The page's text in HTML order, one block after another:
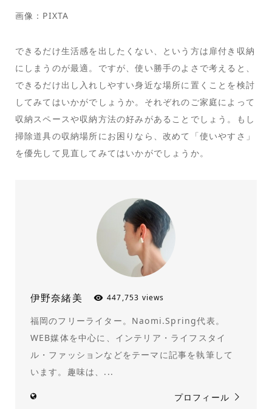
画像：PIXTA
できるだけ生活感を出したくない、という方は扉付き収納
にしまうのが最適。ですが、使い勝手のよさで考えると、
できるだけ出し入れしやすい身近な場所に置くことを検討
してみてはいかがでしょうか。それぞれのご家庭によって
収納スペースや収納方法の好みがあることでしょう。もし
掃除道具の収納場所にお困りなら、改めて「使いやすさ」
を優先して見直してみてはいかがでしょうか。
伊野奈緒美 447,753 views
福岡のフリーライター。Naomi.Spring代表。
WEB媒体を中心に、インテリア・ライフスタイ
ル・ファッションなどをテーマに記事を執筆して
います。趣味は、...
プロフィール